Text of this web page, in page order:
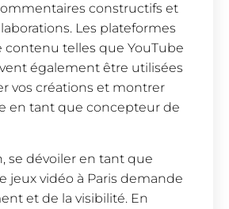
constructifs et
Les plateformes
contenu telles que YouTube
également être utilisées
vos créations et montrer
en tant que concepteur de
se dévoiler en tant que
jeux vidéo à Paris demande
et de la visibilité. En